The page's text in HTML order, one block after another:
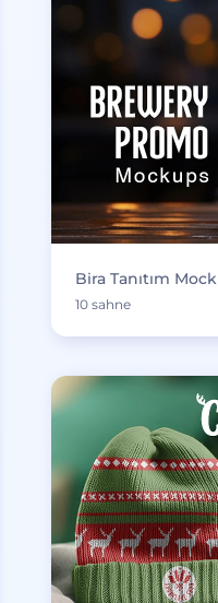
Bira Tanıtım
10 sahne